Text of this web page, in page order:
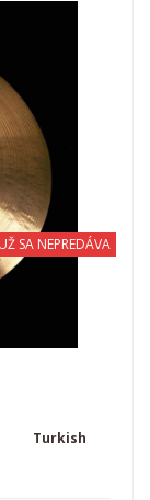
UŽ SA NEPREDÁVA
Turkish